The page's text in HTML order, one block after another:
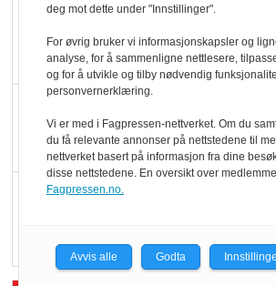
Færre varer,
hyller
KI lager
deg mot dette under "Innstillinger".
For øvrig bruker vi informasjonskapsler og
analyse, for å sammenligne nettlesere,
og for å utvikle og tilby nødvendig
personvernerklæring.
Vi er med i Fagpressen-nettverket. Om du
du få relevante annonser på nettstedene til
nettverket basert på informasjon fra dine
disse nettstedene. En oversikt over
Fagpressen.no.
Avvis alle Godta